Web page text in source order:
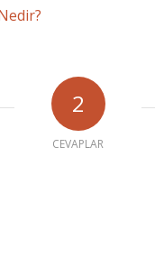
2
CEVAPLAR